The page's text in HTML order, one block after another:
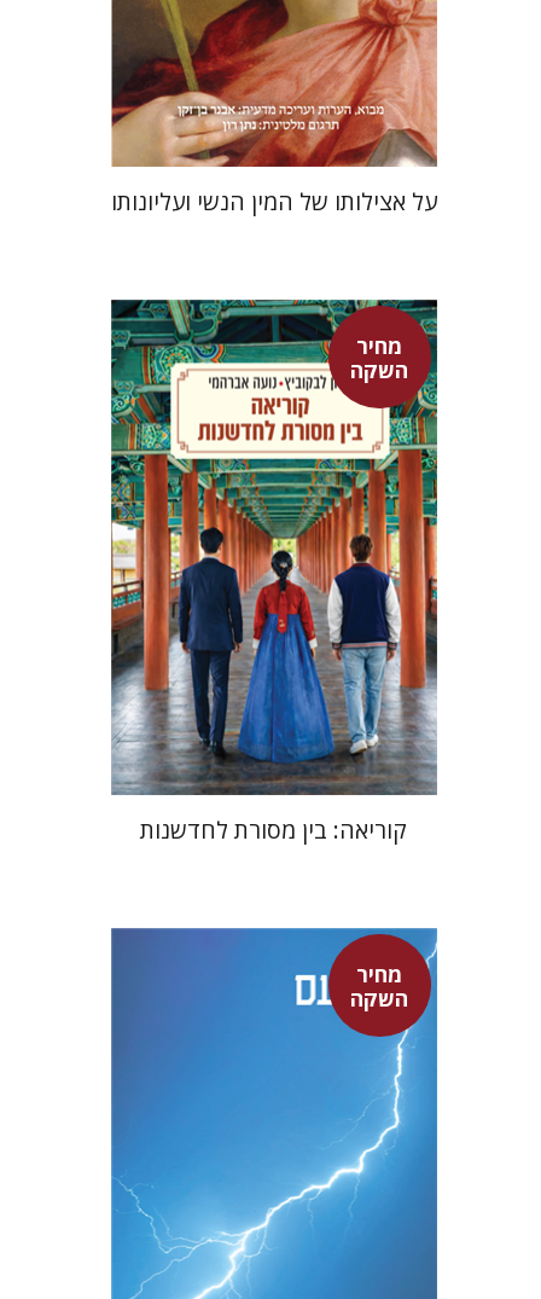
מחיר השקה
$31
$22
על אצילותו של המין הנשי ועליונותו
מחיר
השקה
אלון לבקוביץ נועה אברהמי
מחיר השקה
$35
$24
קוריאה: בין מסורת לחדשנות
מחיר
השקה
סנקה
דבורה גילולה
דבורה גילולה